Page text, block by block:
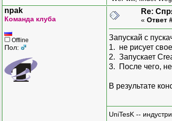
npak
Команда клуба
Offline
Пол:
Re:
« Ответ
Запускай с
1. не рисует
2. Запускает
3. После чего,
В результате
UniTesK --